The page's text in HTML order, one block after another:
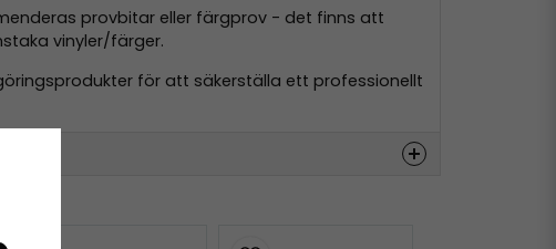
provbitar eller färgprov - det finns att
vinyler/färger.
för att säkerställa ett professionellt